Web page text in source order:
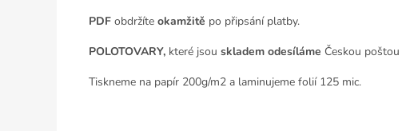
PDF obdržíte okamžitě po připsání platby.
POLOTOVARY, které jsou skladem odesíláme Českou poštou
Tiskneme na papír 200g/m2 a laminujeme folií 125 mic.